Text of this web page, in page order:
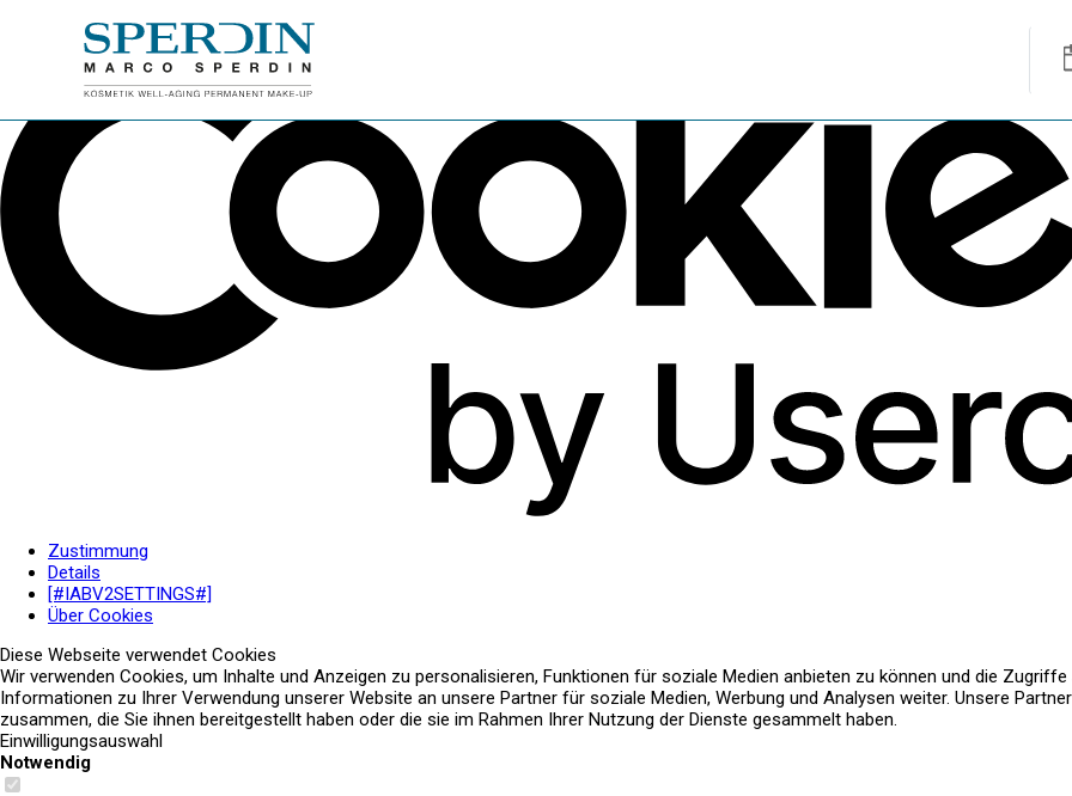
Zustimmung
Details
[#IABV2SETTINGS#]
Über Cookies
Diese Webseite verwendet Cookies
Wir verwenden Cookies, um Inhalte und Anzeigen zu personalisieren, Funktionen für soziale Medien anbieten zu können und die
Informationen zu Ihrer Verwendung unserer Website an unsere Partner für soziale Medien, Werbung und Analysen weiter. Unsere
zusammen, die Sie ihnen bereitgestellt haben oder die sie im Rahmen Ihrer Nutzung der Dienste gesammelt haben.
Einwilligungsauswahl
Notwendig